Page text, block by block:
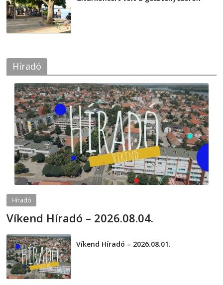
Híradó
Híradó
Víkend Híradó – 2026.08.04.
Víkend Híradó – 2026.08.01.